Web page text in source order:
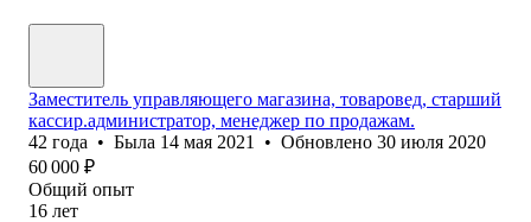
Заместитель управляющего магазина, товаровед, старший
кассир.администратор, менеджер по продажам.
42 года • Была 14 мая 2021 • Обновлено 30 июля 2020
60 000 ₽
Общий опыт
16 лет